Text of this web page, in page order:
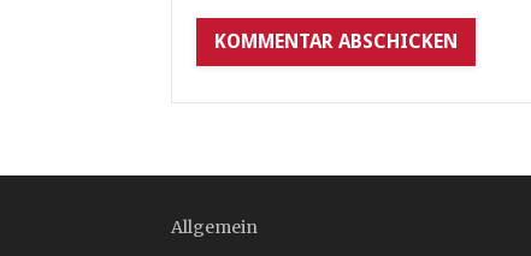
Allgemein